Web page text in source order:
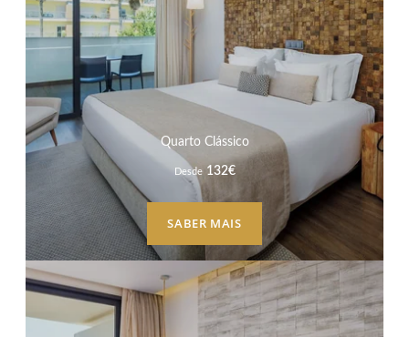
Quarto Clássico
Desde 132€
SABER MAIS